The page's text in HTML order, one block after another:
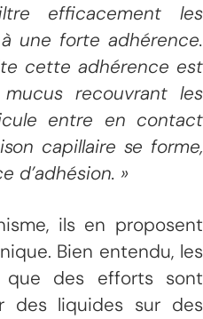
efficacement les
une forte adhérence.
cette adhérence est
recouvrant les
entre en contact
capillaire se forme,
d’adhésion. »
ils en proposent
Bien entendu, les
que des efforts sont
des liquides sur des